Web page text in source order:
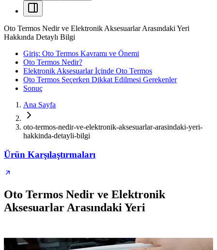
Oto Termos Nedir ve Elektronik Aksesuarlar Arasındaki Yeri
Hakkında Detaylı Bilgi
Giriş: Oto Termos Kavramı ve Önemi
Oto Termos Nedir?
Elektronik Aksesuarlar İçinde Oto Termos
Oto Termos Seçerken Dikkat Edilmesi Gerekenler
Sonuç
Ana Sayfa
oto-termos-nedir-ve-elektronik-aksesuarlar-arasindaki-yeri-
hakkinda-detayli-bilgi
Ürün Karşılaştırmaları
Oto Termos Nedir ve Elektronik
Aksesuarlar Arasındaki Yeri